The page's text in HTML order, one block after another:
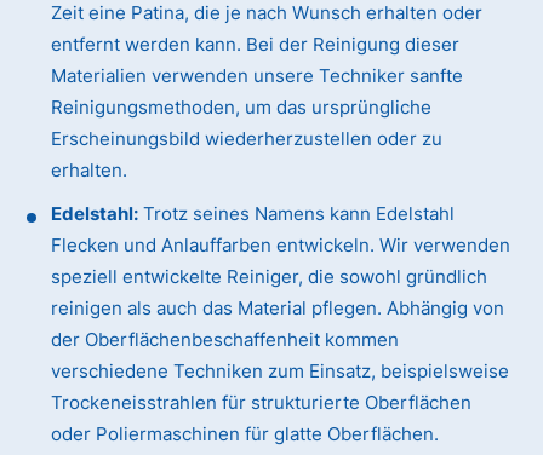
Zeit eine Patina, die je nach Wunsch erhalten oder
entfernt werden kann. Bei der Reinigung dieser
Materialien verwenden unsere Techniker sanfte
Reinigungsmethoden, um das ursprüngliche
Erscheinungsbild wiederherzustellen oder zu
erhalten.
Edelstahl: Trotz seines Namens kann Edelstahl
Flecken und Anlauffarben entwickeln. Wir verwenden
speziell entwickelte Reiniger, die sowohl gründlich
reinigen als auch das Material pflegen. Abhängig von
der Oberflächenbeschaffenheit kommen
verschiedene Techniken zum Einsatz, beispielsweise
Trockeneisstrahlen für strukturierte Oberflächen
oder Poliermaschinen für glatte Oberflächen.